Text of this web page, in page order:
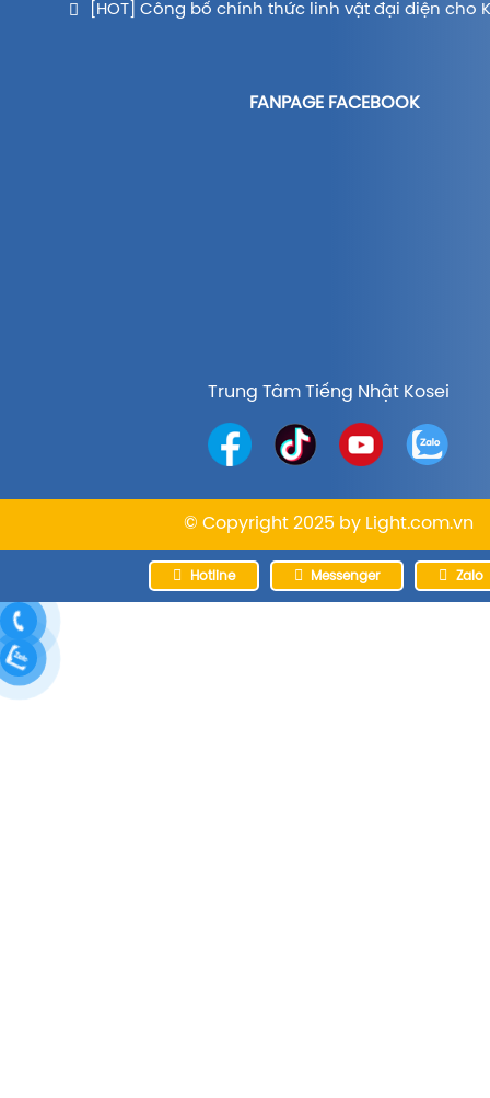
[HOT] Công bố chính thức linh vật đại diện cho
FANPAGE FACEBOOK
Trung Tâm Tiếng Nhật Kosei
© Copyright 2025 by Light.com.vn
Hotline Messenger Zalo